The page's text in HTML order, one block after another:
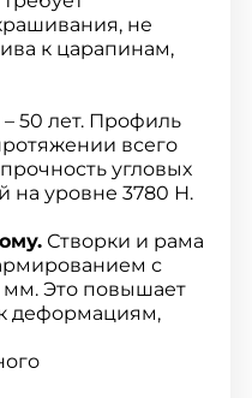
не
к царапинам,
– 50 лет. Профиль
всего
угловых
на уровне 3780 Н.
Створки и рама
с
мм. Это повышает
деформациям,